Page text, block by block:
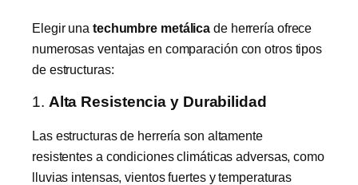
Elegir una techumbre metálica de herrería ofrece
numerosas ventajas en comparación con otros tipos
de estructuras:
1. Alta Resistencia y Durabilidad
Las estructuras de herrería son altamente
resistentes a condiciones climáticas adversas, como
lluvias intensas, vientos fuertes y temperaturas